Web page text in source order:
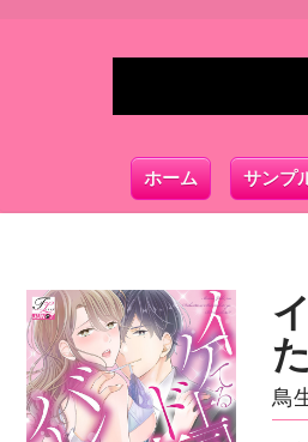
ホーム サンプ
鳥